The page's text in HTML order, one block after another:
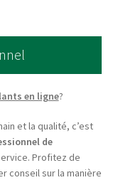
options
may
be
chosen
the
product
page
en ligne?
et la qualité, c’est
de
Profitez de
conseil sur la manière